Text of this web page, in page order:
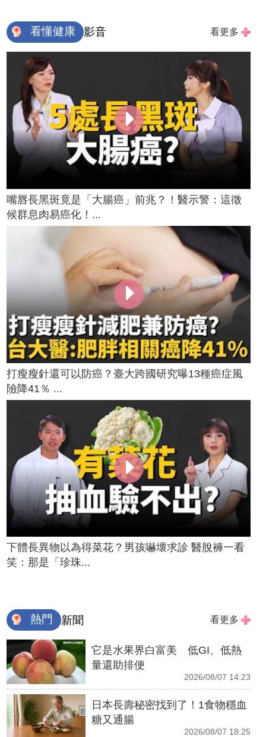
看懂健康 影音 看更多
嘴唇長黑斑竟是「大腸癌」前兆？！醫示警：這徵
候群息肉易癌化！...
打瘦瘦針還可以防癌？臺大跨國研究曝13種癌症風
險降41％ ...
下體長異物以為得菜花？男孩嚇壞求診 醫脫褲一看
笑：那是「珍珠...
熱門 新聞 看更多
它是水果界白富美 低GI、低熱
量還助排便
2026/08/07 14:23
日本長壽秘密找到了！1食物穩血
糖又通腸
2026/08/07 18:25